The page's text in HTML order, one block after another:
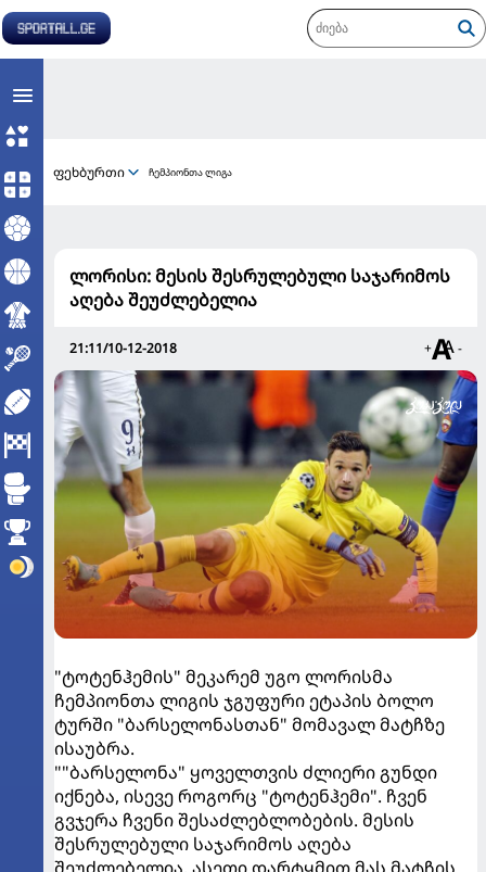
ფეხბურთი ჩემპიონთა ლიგა
ლორისი: მესის შესრულებული საჯარიმოს
აღება შეუძლებელია
21:11/10-12-2018 + -
"ტოტენჰემის" მეკარემ უგო ლორისმა
ჩემპიონთა ლიგის ჯგუფური ეტაპის ბოლო
ტურში "ბარსელონასთან" მომავალ მატჩზე
ისაუბრა.
""ბარსელონა" ყოველთვის ძლიერი გუნდი
იქნება, ისევე როგორც "ტოტენჰემი". ჩვენ
გვჯერა ჩვენი შესაძლებლობების. მესის
შესრულებული საჯარიმოს აღება